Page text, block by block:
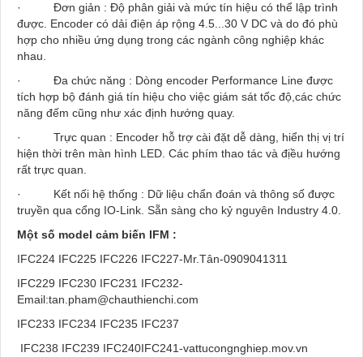
·
Đơn giản : Độ phân giải và mức tín hiệu có thể lập trình
được. Encoder có dải điện áp rộng 4.5...30 V DC và do đó phù
hợp cho nhiều ứng dụng trong các ngành công nghiệp khác
nhau.
·
Đa chức năng : Dòng encoder Performance Line được
tích hợp bộ đánh giá tín hiệu cho việc giám sát tốc độ,các chức
năng đếm cũng như xác định hướng quay.
·
Trực quan : Encoder hỗ trợ cài đặt dễ dàng, hiển thị vị trí
hiện thời trên màn hình LED. Các phím thao tác và địều hướng
rất trực quan.
·
Kết nối hệ thống : Dữ liệu chẩn đoán và thông số được
truyền qua cổng IO-Link. Sẵn sàng cho kỷ nguyên Industry 4.0.
Một số model cảm biến IFM :
IFC224 IFC225 IFC226 IFC227-Mr.Tân-0909041311
IFC229 IFC230 IFC231 IFC232-
Email:tan.pham@chauthienchi.com
IFC233 IFC234 IFC235 IFC237
IFC238 IFC239 IFC240IFC241-vattucongnghiep.mov.vn